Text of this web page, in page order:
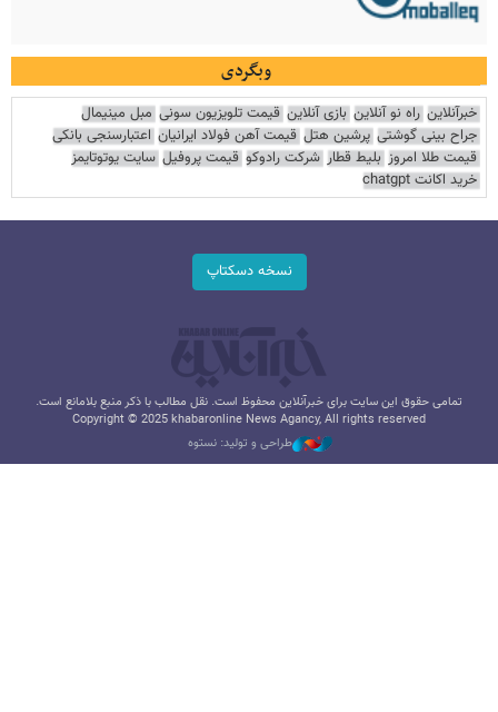
وبگردی
خبرآنلاین راه نو آنلاین بازی آنلاین قیمت تلویزیون سونی مبل مینیمال
جراح بینی گوشتی پرشین هتل قیمت آهن فولاد ایرانیان اعتبارسنجی بانکی
قیمت طلا امروز بلیط قطار شرکت رادوکو قیمت پروفیل سایت یوتوتایمز
خرید اکانت chatgpt
نسخه دسکتاپ
تمامی حقوق این سایت برای خبرآنلاین محفوظ است. نقل مطالب با ذکر منبع بلامانع است.
Copyright © 2025 khabaronline News Agancy, All rights reserved
طراحی و تولید: نستوه